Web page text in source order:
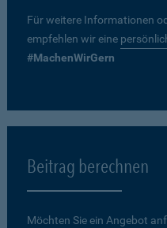
Für weitere Informationen
empfehlen wir eine
#MachenWirGern
Beitrag berechnen
Möchten Sie ein Angebot